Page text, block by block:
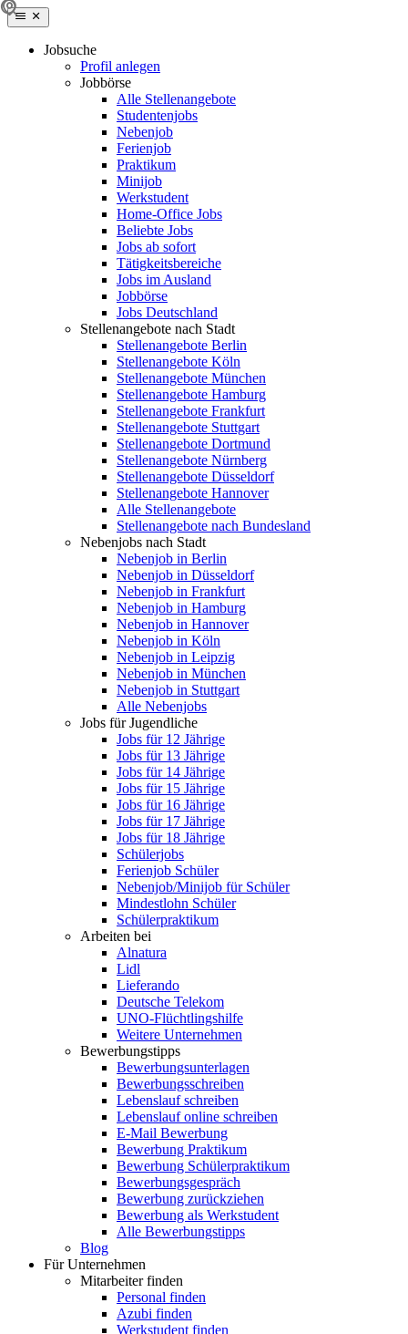
Jobsuche
Profil anlegen
Jobbörse
Alle Stellenangebote
Studentenjobs
Nebenjob
Ferienjob
Praktikum
Minijob
Werkstudent
Home-Office Jobs
Beliebte Jobs
Jobs ab sofort
Tätigkeitsbereiche
Jobs im Ausland
Jobbörse
Jobs Deutschland
Stellenangebote nach Stadt
Stellenangebote Berlin
Stellenangebote Köln
Stellenangebote München
Stellenangebote Hamburg
Stellenangebote Frankfurt
Stellenangebote Stuttgart
Stellenangebote Dortmund
Stellenangebote Nürnberg
Stellenangebote Düsseldorf
Stellenangebote Hannover
Alle Stellenangebote
Stellenangebote nach Bundesland
Nebenjobs nach Stadt
Nebenjob in Berlin
Nebenjob in Düsseldorf
Nebenjob in Frankfurt
Nebenjob in Hamburg
Nebenjob in Hannover
Nebenjob in Köln
Nebenjob in Leipzig
Nebenjob in München
Nebenjob in Stuttgart
Alle Nebenjobs
Jobs für Jugendliche
Jobs für 12 Jährige
Jobs für 13 Jährige
Jobs für 14 Jährige
Jobs für 15 Jährige
Jobs für 16 Jährige
Jobs für 17 Jährige
Jobs für 18 Jährige
Schülerjobs
Ferienjob Schüler
Nebenjob/Minijob für Schüler
Mindestlohn Schüler
Schülerpraktikum
Arbeiten bei
Alnatura
Lidl
Lieferando
Deutsche Telekom
UNO-Flüchtlingshilfe
Weitere Unternehmen
Bewerbungstipps
Bewerbungsunterlagen
Bewerbungsschreiben
Lebenslauf schreiben
Lebenslauf online schreiben
E-Mail Bewerbung
Bewerbung Praktikum
Bewerbung Schülerpraktikum
Bewerbungsgespräch
Bewerbung zurückziehen
Bewerbung als Werkstudent
Alle Bewerbungstipps
Blog
Für Unternehmen
Mitarbeiter finden
Personal finden
Azubi finden
Werkstudent finden